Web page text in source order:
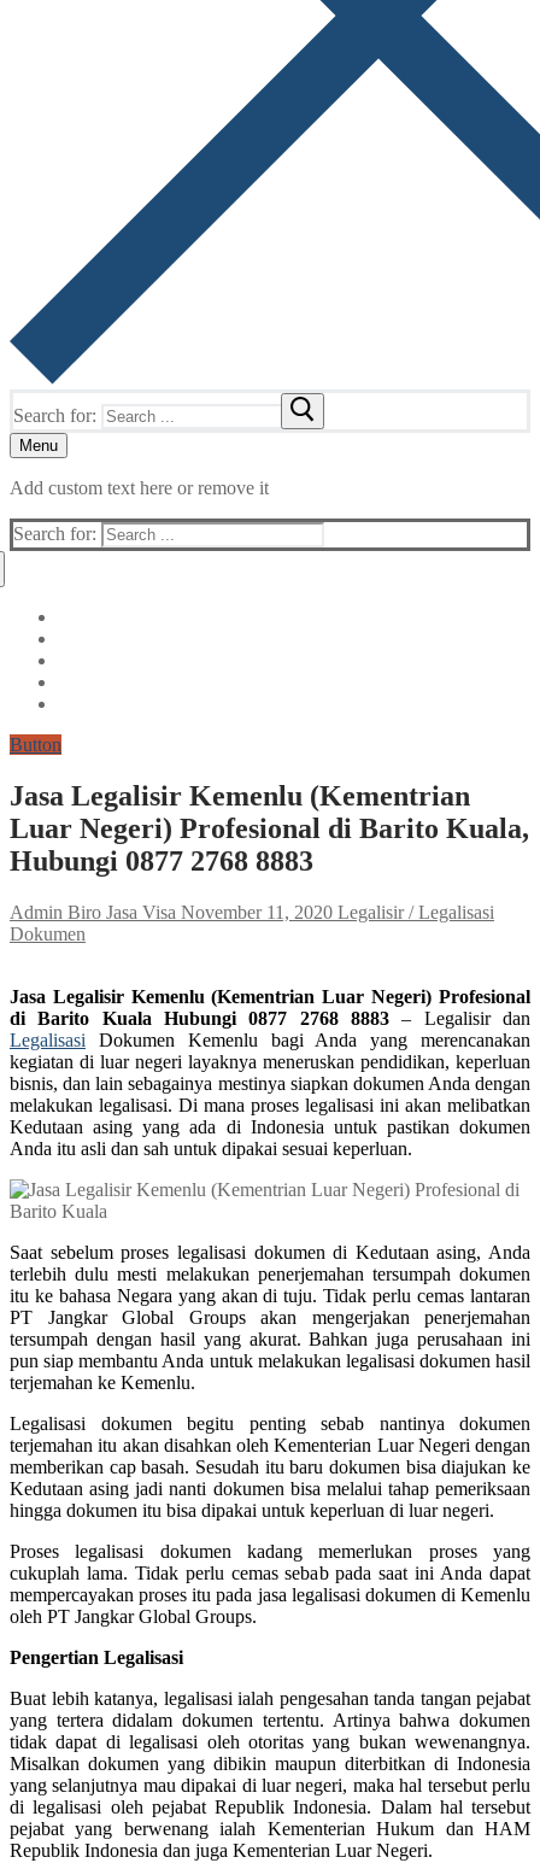
Search for:
Menu
Add custom text here or remove it
Search for:
Button
Jasa Legalisir Kemenlu (Kementrian
Luar Negeri) Profesional di Barito Kuala,
Hubungi 0877 2768 8883
Admin Biro Jasa Visa November 11, 2020 Legalisir / Legalisasi
Dokumen
Jasa Legalisir Kemenlu (Kementrian Luar Negeri) Profesional
di Barito Kuala Hubungi 0877 2768 8883 – Legalisir dan
Legalisasi Dokumen Kemenlu bagi Anda yang merencanakan
kegiatan di luar negeri layaknya meneruskan pendidikan, keperluan
bisnis, dan lain sebagainya mestinya siapkan dokumen Anda dengan
melakukan legalisasi. Di mana proses legalisasi ini akan melibatkan
Kedutaan asing yang ada di Indonesia untuk pastikan dokumen
Anda itu asli dan sah untuk dipakai sesuai keperluan.
Saat sebelum proses legalisasi dokumen di Kedutaan asing, Anda
terlebih dulu mesti melakukan penerjemahan tersumpah dokumen
itu ke bahasa Negara yang akan di tuju. Tidak perlu cemas lantaran
PT Jangkar Global Groups akan mengerjakan penerjemahan
tersumpah dengan hasil yang akurat. Bahkan juga perusahaan ini
pun siap membantu Anda untuk melakukan legalisasi dokumen hasil
terjemahan ke Kemenlu.
Legalisasi dokumen begitu penting sebab nantinya dokumen
terjemahan itu akan disahkan oleh Kementerian Luar Negeri dengan
memberikan cap basah. Sesudah itu baru dokumen bisa diajukan ke
Kedutaan asing jadi nanti dokumen bisa melalui tahap pemeriksaan
hingga dokumen itu bisa dipakai untuk keperluan di luar negeri.
Proses legalisasi dokumen kadang memerlukan proses yang
cukuplah lama. Tidak perlu cemas sebab pada saat ini Anda dapat
mempercayakan proses itu pada jasa legalisasi dokumen di Kemenlu
oleh PT Jangkar Global Groups.
Pengertian Legalisasi
Buat lebih katanya, legalisasi ialah pengesahan tanda tangan pejabat
yang tertera didalam dokumen tertentu. Artinya bahwa dokumen
tidak dapat di legalisasi oleh otoritas yang bukan wewenangnya.
Misalkan dokumen yang dibikin maupun diterbitkan di Indonesia
yang selanjutnya mau dipakai di luar negeri, maka hal tersebut perlu
di legalisasi oleh pejabat Republik Indonesia. Dalam hal tersebut
pejabat yang berwenang ialah Kementerian Hukum dan HAM
Republik Indonesia dan juga Kementerian Luar Negeri.